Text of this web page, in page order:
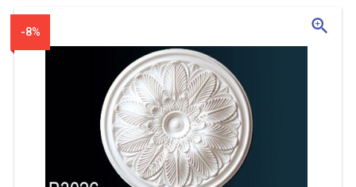
-8% zoom_in